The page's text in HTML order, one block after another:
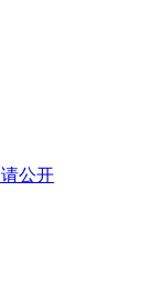
公开